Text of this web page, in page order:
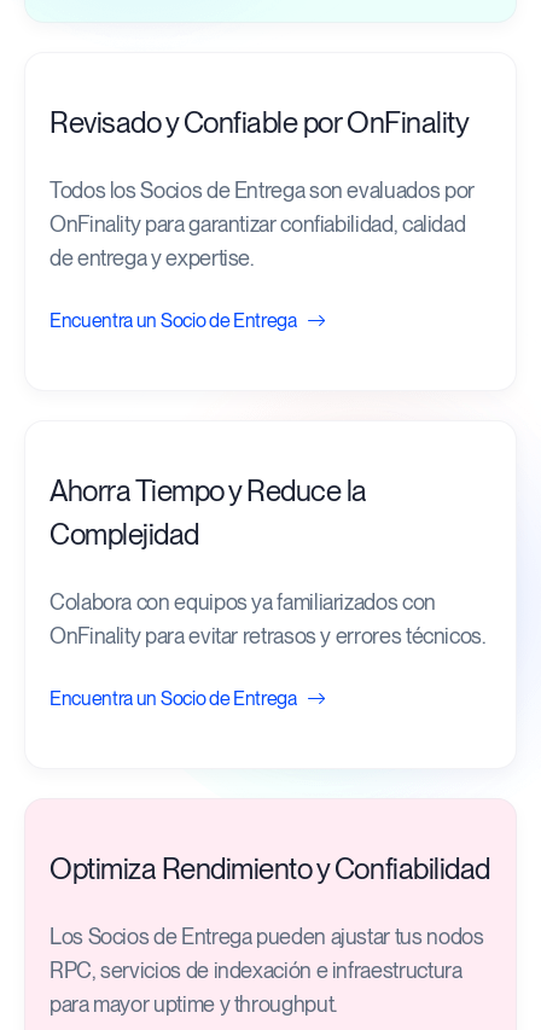
Revisado y Confiable por OnFinality
Todos los Socios de Entrega son evaluados por
OnFinality para garantizar confiabilidad, calidad
de entrega y expertise.
Encuentra un Socio de Entrega
Ahorra Tiempo y Reduce la
Complejidad
Colabora con equipos ya familiarizados con
OnFinality para evitar retrasos y errores técnicos.
Encuentra un Socio de Entrega
Optimiza Rendimiento y Confiabilidad
Los Socios de Entrega pueden ajustar tus nodos
RPC, servicios de indexación e infraestructura
para mayor uptime y throughput.